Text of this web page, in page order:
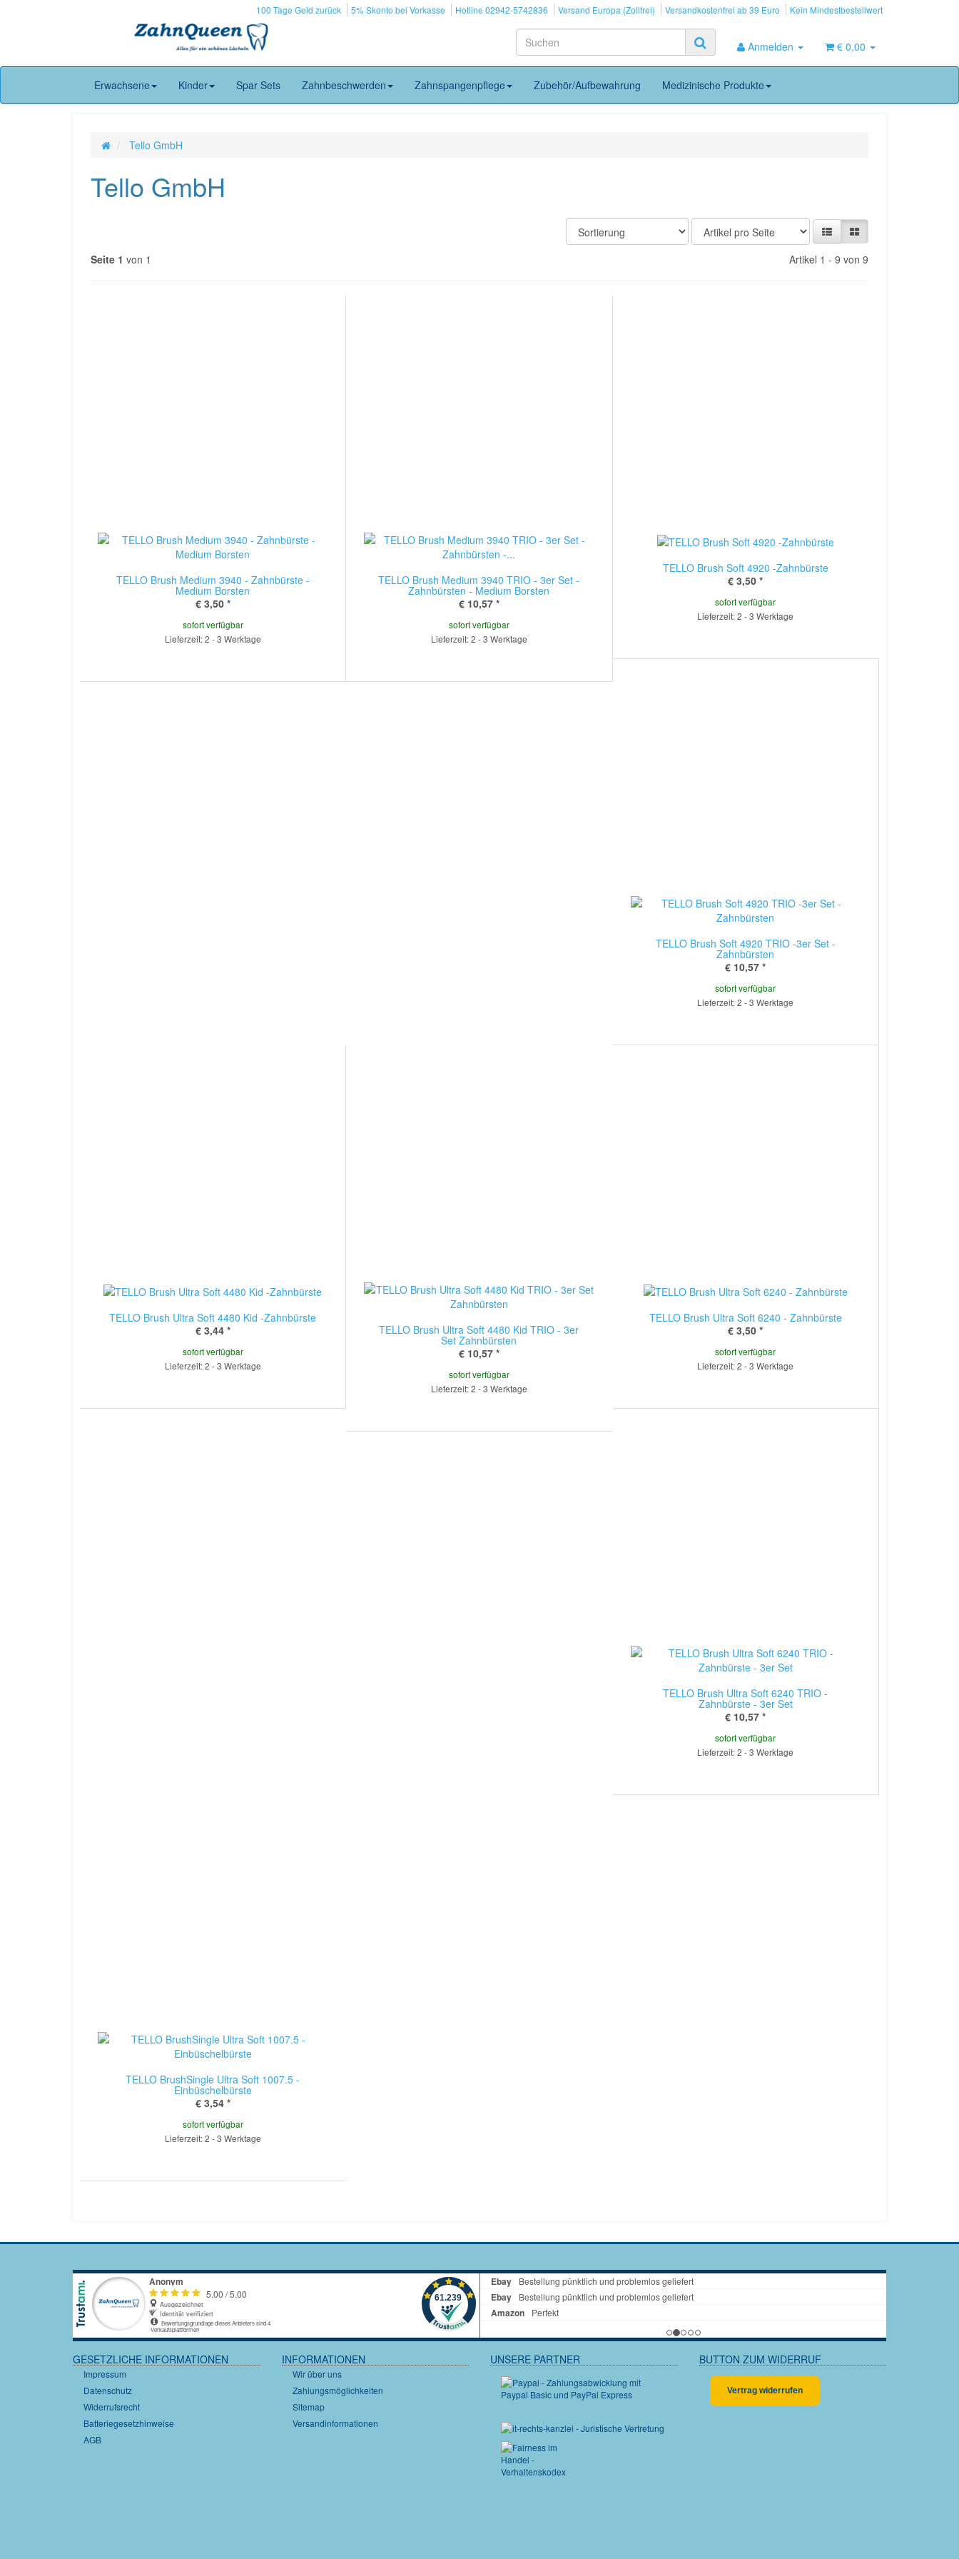
100 Tage Geld zurück 5% Skonto bei Vorkasse Hotline 02942-5742836 Versand Europa (Zollfrei) Versandkostenfrei ab 39 Euro Kein Mindestbestellwert
Anmelden € 0,00
Erwachsene Kinder Spar Sets Zahnbeschwerden Zahnspangenpflege Zubehör/Aufbewahrung Medizinische Produkte
Tello GmbH
Tello GmbH
Seite 1 von 1 Artikel 1 - 9 von 9
TELLO Brush Medium 3940 - Zahnbürste -
Medium Borsten
€ 3,50 *
sofort verfügbar
Lieferzeit: 2 - 3 Werktage
TELLO Brush Medium 3940 TRIO - 3er Set -
Zahnbürsten - Medium Borsten
€ 10,57 *
sofort verfügbar
Lieferzeit: 2 - 3 Werktage
TELLO Brush Soft 4920 -Zahnbürste
€ 3,50 *
sofort verfügbar
Lieferzeit: 2 - 3 Werktage
TELLO Brush Soft 4920 TRIO -3er Set -
Zahnbürsten
€ 10,57 *
sofort verfügbar
Lieferzeit: 2 - 3 Werktage
TELLO Brush Ultra Soft 4480 Kid -Zahnbürste
€ 3,44 *
sofort verfügbar
Lieferzeit: 2 - 3 Werktage
TELLO Brush Ultra Soft 4480 Kid TRIO - 3er
Set Zahnbürsten
€ 10,57 *
sofort verfügbar
Lieferzeit: 2 - 3 Werktage
TELLO Brush Ultra Soft 6240 - Zahnbürste
€ 3,50 *
sofort verfügbar
Lieferzeit: 2 - 3 Werktage
TELLO Brush Ultra Soft 6240 TRIO -
Zahnbürste - 3er Set
€ 10,57 *
sofort verfügbar
Lieferzeit: 2 - 3 Werktage
TELLO BrushSingle Ultra Soft 1007.5 -
Einbüschelbürste
€ 3,54 *
sofort verfügbar
Lieferzeit: 2 - 3 Werktage
GESETZLICHE INFORMATIONEN
Impressum
Datenschutz
Widerrufsrecht
Batteriegesetzhinweise
AGB
INFORMATIONEN
Wir über uns
Zahlungsmöglichkeiten
Sitemap
Versandinformationen
UNSERE PARTNER BUTTON ZUM WIDERRUF
Vertrag widerrufen